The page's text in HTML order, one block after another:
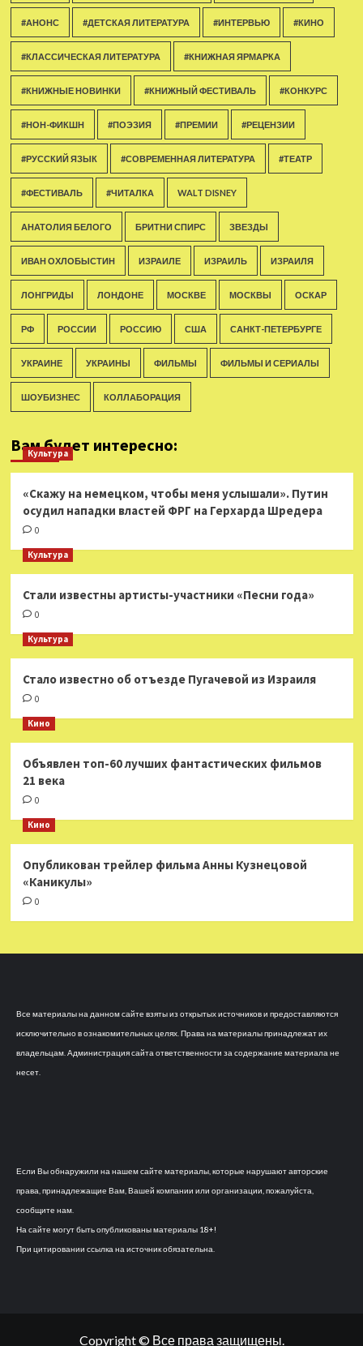
#АНОНС #ДЕТСКАЯ ЛИТЕРАТУРА #ИНТЕРВЬЮ #КИНО
#КЛАССИЧЕСКАЯ ЛИТЕРАТУРА #КНИЖНАЯ ЯРМАРКА
#КНИЖНЫЕ НОВИНКИ #КНИЖНЫЙ ФЕСТИВАЛЬ #КОНКУРС
#НОН-ФИКШН #ПОЭЗИЯ #ПРЕМИИ #РЕЦЕНЗИИ
#РУССКИЙ ЯЗЫК #СОВРЕМЕННАЯ ЛИТЕРАТУРА #ТЕАТР
#ФЕСТИВАЛЬ #ЧИТАЛКА WALT DISNEY
АНАТОЛИЯ БЕЛОГО БРИТНИ СПИРС ЗВЕЗДЫ
ИВАН ОХЛОБЫСТИН ИЗРАИЛЕ ИЗРАИЛЬ ИЗРАИЛЯ
ЛОНГРИДЫ ЛОНДОНЕ МОСКВЕ МОСКВЫ ОСКАР
РФ РОССИИ РОССИЮ США САНКТ-ПЕТЕРБУРГЕ
УКРАИНЕ УКРАИНЫ ФИЛЬМЫ ФИЛЬМЫ И СЕРИАЛЫ
ШОУБИЗНЕС КОЛЛАБОРАЦИЯ
Вам будет интересно:
Культура
«Скажу на немецком, чтобы меня услышали». Путин
осудил нападки властей ФРГ на Герхарда Шредера
0
Культура
Стали известны артисты-участники «Песни года»
0
Культура
Стало известно об отъезде Пугачевой из Израиля
0
Кино
Объявлен топ-60 лучших фантастических фильмов
21 века
0
Кино
Опубликован трейлер фильма Анны Кузнецовой
«Каникулы»
0
Все материалы на данном сайте взяты из открытых источников и предоставляются
исключительно в ознакомительных целях. Права на материалы принадлежат их
владельцам. Администрация сайта ответственности за содержание материала не
несет.
Если Вы обнаружили на нашем сайте материалы, которые нарушают авторские
права, принадлежащие Вам, Вашей компании или организации, пожалуйста,
сообщите нам.
На сайте могут быть опубликованы материалы 18+!
При цитировании ссылка на источник обязательна.
Copyright © Все права защищены.